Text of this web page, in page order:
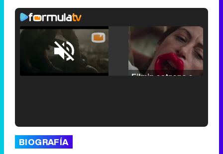
Unmute /
Loaded:
25.30%
BIOGRAFÍA